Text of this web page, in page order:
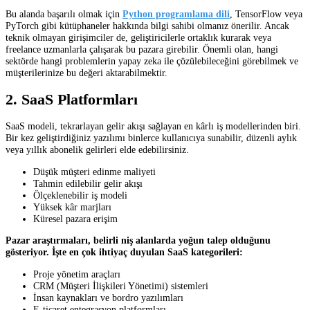
Bu alanda başarılı olmak için Python programlama dili , TensorFlow veya
PyTorch gibi kütüphaneler hakkında bilgi sahibi olmanız önerilir. Ancak
teknik olmayan girişimciler de, geliştiricilerle ortaklık kurarak veya
freelance uzmanlarla çalışarak bu pazara girebilir. Önemli olan, hangi
sektörde hangi problemlerin yapay zeka ile çözülebileceğini görebilmek ve
müşterilerinize bu değeri aktarabilmektir.
2. SaaS Platformları
SaaS modeli, tekrarlayan gelir akışı sağlayan en kârlı iş modellerinden biri.
Bir kez geliştirdiğiniz yazılımı binlerce kullanıcıya sunabilir, düzenli aylık
veya yıllık abonelik gelirleri elde edebilirsiniz.
Düşük müşteri edinme maliyeti
Tahmin edilebilir gelir akışı
Ölçeklenebilir iş modeli
Yüksek kâr marjları
Küresel pazara erişim
Pazar araştırmaları, belirli niş alanlarda yoğun talep olduğunu
gösteriyor. İşte en çok ihtiyaç duyulan SaaS kategorileri:
Proje yönetim araçları
CRM (Müşteri İlişkileri Yönetimi) sistemleri
İnsan kaynakları ve bordro yazılımları